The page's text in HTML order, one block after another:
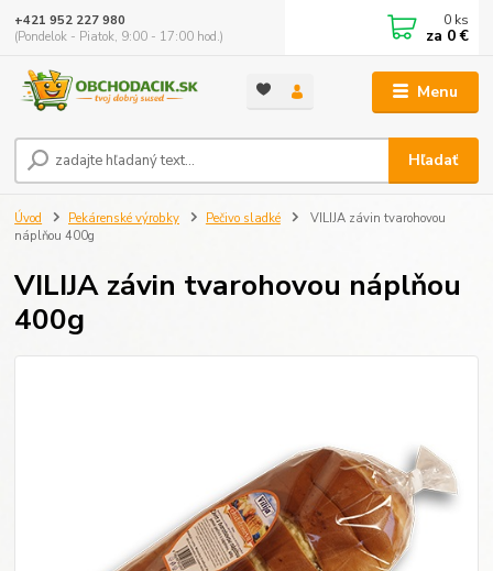
Menu
Hľadať
+421 952 227 980
(Pondelok - Piatok, 9:00 - 17:00 hod.)
0 ks
za 0 €
Úvod Pekárenské výrobky Pečivo sladké
VILIJA závin tvarohovou
náplňou 400g
VILIJA závin tvarohovou náplňou
400g